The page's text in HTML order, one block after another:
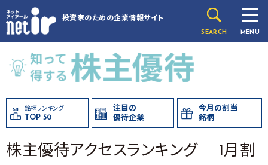
投資家のための企業情報サイト
SEARCH MENU
銘柄ランキング
TOP 50
注目の
優待企業
今月の割当
銘柄
株主優待アクセスランキング 1月割